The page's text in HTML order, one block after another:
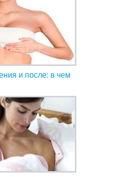
и после: в чем